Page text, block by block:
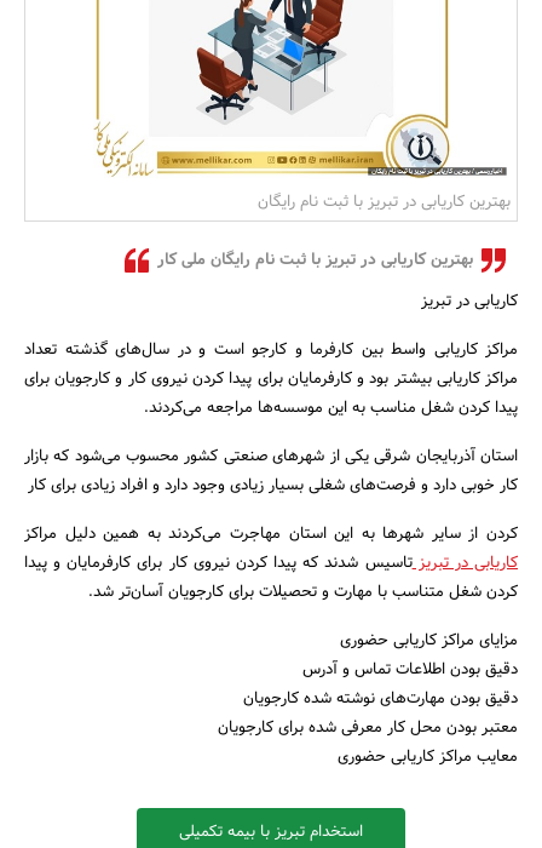
بهترین کاریابی در تبریز با ثبت نام رایگان
بهترین کاریابی در تبریز با ثبت نام رایگان ملی کار
کاریابی در تبریز
مراکز کاریابی واسط بین کارفرما و کارجو است و در سال‌های گذشته تعداد
مراکز کاریابی بیشتر بود و کارفرمایان برای پیدا کردن نیروی کار و کارجویان برای
پیدا کردن شغل مناسب به این موسسه‌ها مراجعه می‌کردند.
استان آذربایجان شرقی یکی از شهرهای صنعتی کشور محسوب می‌شود که بازار
کار خوبی دارد و فرصت‌های شغلی بسیار زیادی وجود دارد و افراد زیادی برای کار
کردن از سایر شهرها به این استان مهاجرت می‌کردند به همین دلیل مراکز
کاریابی در تبریزتاسیس شدند که پیدا کردن نیروی کار برای کارفرمایان و پیدا
کردن شغل متناسب با مهارت و تحصیلات برای کارجویان آسان‌تر شد.
مزایای مراکز کاریابی حضوری
دقیق بودن اطلاعات تماس و آدرس
دقیق بودن مهارت‌های نوشته شده کارجویان
معتبر بودن محل کار معرفی شده برای کارجویان
معایب مراکز کاریابی حضوری
استخدام تبریز با بیمه تکمیلی